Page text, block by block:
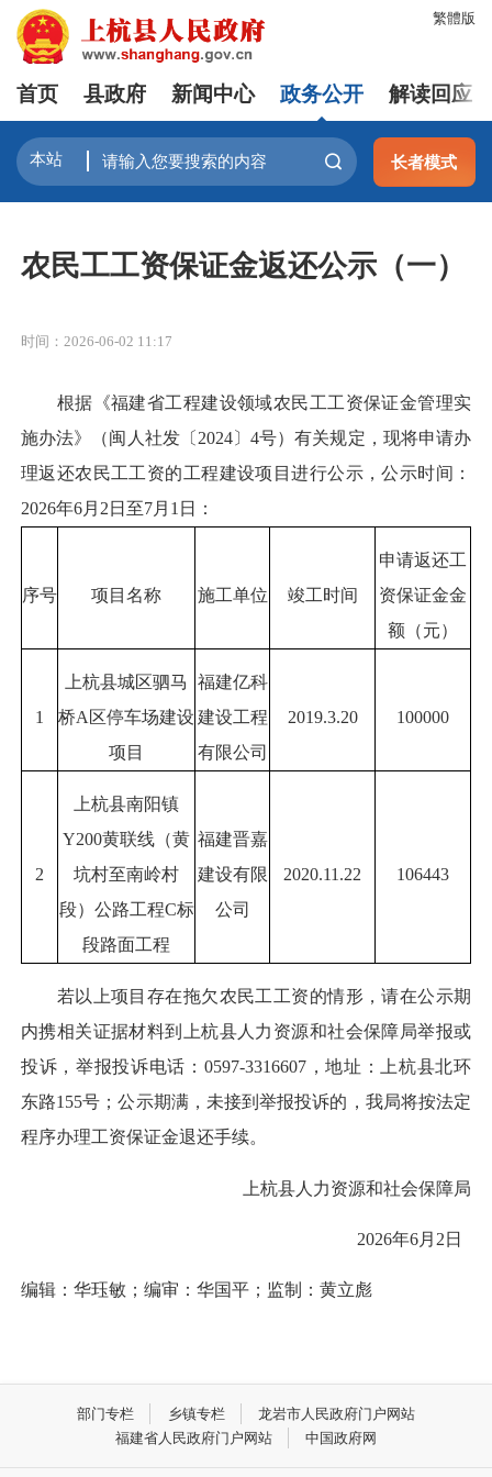
繁體版
首页 县政府 新闻中心 政务公开 解读回应
长者模式
农民工工资保证金返还公示（一）
时间：2026-06-02 11:17
根据《福建省工程建设领域农民工工资保证金管理实
施办法》（闽人社发〔2024〕4号）有关规定，现将申请办
理返还农民工工资的工程建设项目进行公示，公示时间：
2026年6月2日至7月1日：
序号 项目名称 施工单位 竣工时间
申请返还工
资保证金金
额（元）
1
上杭县城区驷马
桥A区停车场建设
项目
福建亿科
建设工程
有限公司
2019.3.20 100000
2
上杭县南阳镇
Y200黄联线（黄
坑村至南岭村
段）公路工程C标
段路面工程
福建晋嘉
建设有限
公司
2020.11.22 106443
若以上项目存在拖欠农民工工资的情形，请在公示期
内携相关证据材料到上杭县人力资源和社会保障局举报或
投诉，举报投诉电话：0597-3316607，地址：上杭县北环
东路155号；公示期满，未接到举报投诉的，我局将按法定
程序办理工资保证金退还手续。
上杭县人力资源和社会保障局
2026年6月2日
编辑：华珏敏；编审：华国平； 监制：黄立彪
部门专栏 乡镇专栏
龙岩市人民政府门户网站
福建省人民政府门户网站
中国政府网